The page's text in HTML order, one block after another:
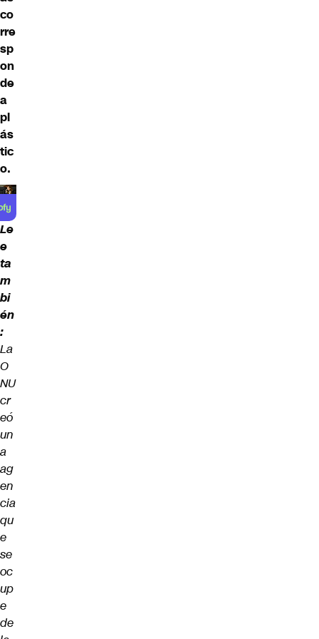
co
rre
sp
on
de
a
pl
ás
tic
o.
Le
e
ta
m
bi
én
:
La
O
NU
cr
eó
un
a
ag
en
cia
qu
e
se
oc
up
e
de